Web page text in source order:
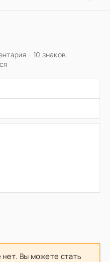
- 10 знаков.
Вы можете стать